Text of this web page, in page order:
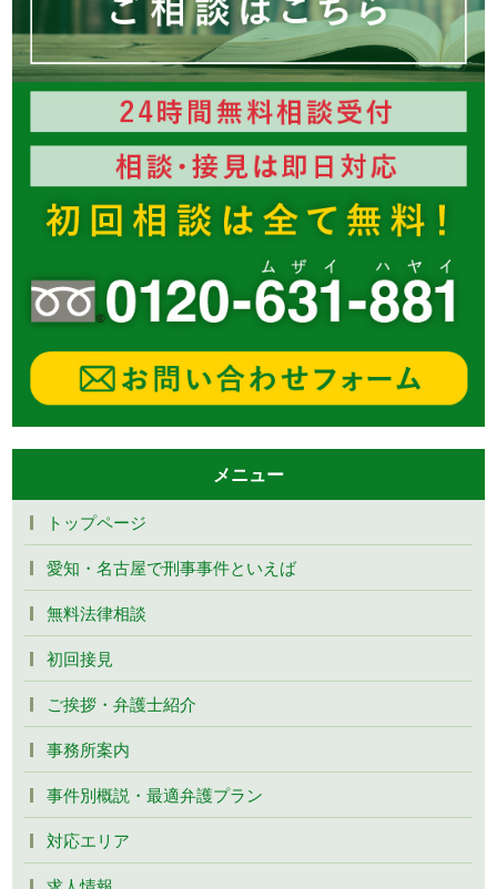
メニュー
トップページ
愛知・名古屋で刑事事件といえば
無料法律相談
初回接見
ご挨拶・弁護士紹介
事務所案内
事件別概説・最適弁護プラン
対応エリア